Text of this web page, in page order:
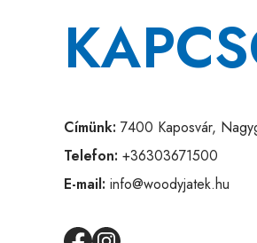
Címünk: 7400 Kaposvár,
Telefon: +36303671500
E-mail: info@woodyjatek.hu